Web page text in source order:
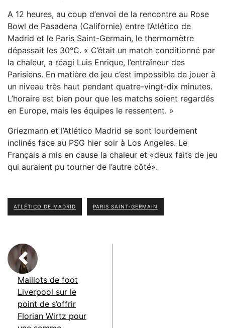
A 12 heures, au coup d’envoi de la rencontre au Rose
Bowl de Pasadena (Californie) entre l’Atlético de
Madrid et le Paris Saint-Germain, le thermomètre
dépassait les 30°C. « C’était un match conditionné par
la chaleur, a réagi Luis Enrique, l’entraîneur des
Parisiens. En matière de jeu c’est impossible de jouer à
un niveau très haut pendant quatre-vingt-dix minutes.
L’horaire est bien pour que les matchs soient regardés
en Europe, mais les équipes le ressentent. »
Griezmann et l’Atlético Madrid se sont lourdement
inclinés face au PSG hier soir à Los Angeles. Le
Français a mis en cause la chaleur et «deux faits de jeu
qui auraient pu tourner de l’autre côté».
ATLÉTICO DE MADRID PARIS SAINT-GERMAIN
Maillots de foot
Liverpool sur le
point de s’offrir
Florian Wirtz pour